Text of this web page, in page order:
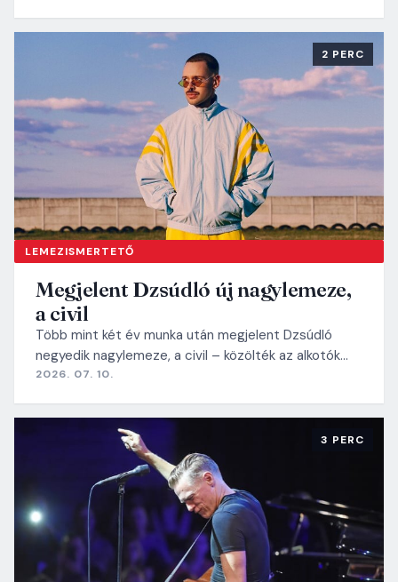
LEMEZISMERTETŐ
2 PERC
Megjelent Dzsúdló új nagylemeze,
a civil
Több mint két év munka után megjelent Dzsúdló
negyedik nagylemeze, a civil – közölték az alkotók…
2026. 07. 10.
3 PERC